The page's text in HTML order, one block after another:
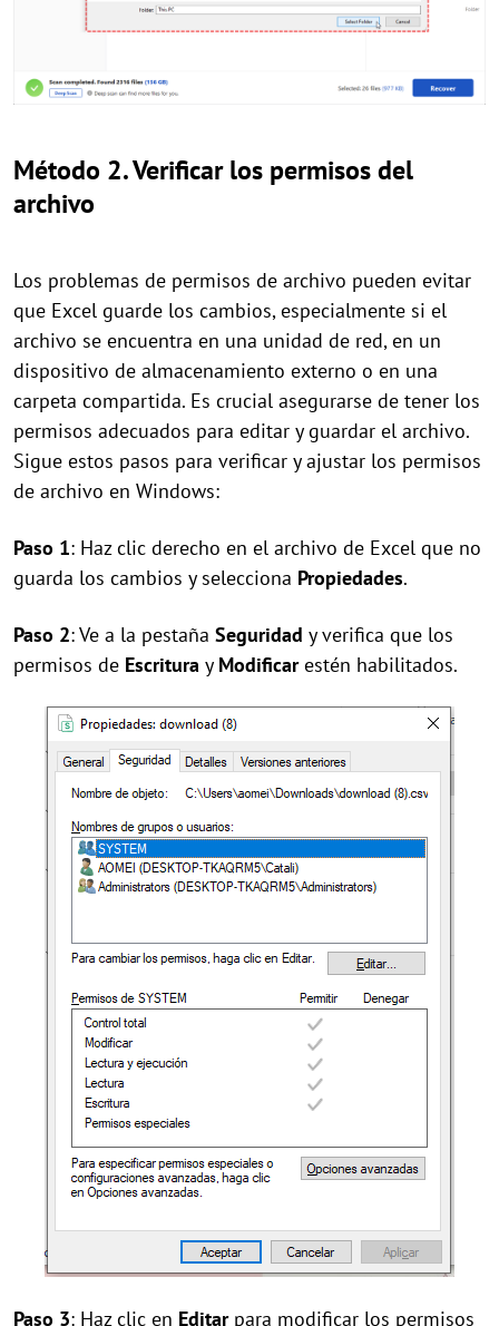
Método 2. Verificar los permisos del
archivo
Los problemas de permisos de archivo pueden evitar
que Excel guarde los cambios, especialmente si el
archivo se encuentra en una unidad de red, en un
dispositivo de almacenamiento externo o en una
carpeta compartida. Es crucial asegurarse de tener los
permisos adecuados para editar y guardar el archivo.
Sigue estos pasos para verificar y ajustar los permisos
de archivo en Windows:
Paso 1: Haz clic derecho en el archivo de Excel que no
guarda los cambios y selecciona Propiedades.
Paso 2: Ve a la pestaña Seguridad y verifica que los
permisos de Escritura y Modificarestén habilitados.
Paso 3: Haz clic en Editarpara modificar los permisos